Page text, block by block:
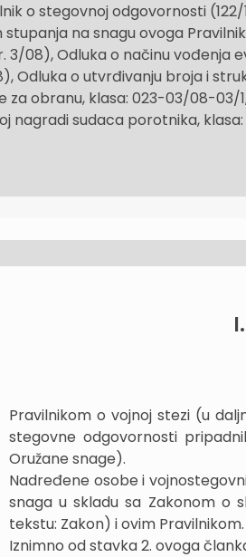
o stegovnoj odgovornosti (122/
stupanja na snagu ovoga
3/08), Odluka o načinu vođenja
Odluka o utvrđivanju broja i
za obranu, klasa: 023-03/08-03/
nagradi sudaca porotnika,
Pravilnikom o vojnoj stezi (u
stegovne odgovornosti
Oružane snage).
Nadređene osobe i
snaga u skladu sa Zakonom o
tekstu: Zakon) i ovim Pravilnikom.
Iznimno od stavka 2. ovoga